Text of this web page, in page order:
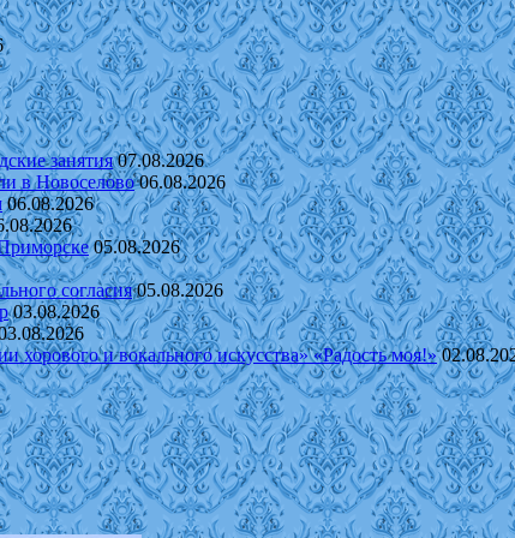
занятия 07.08.2026
в Новоселово 06.08.2026
06.08.2026
05.08.2026
согласия 05.08.2026
03.08.2026
хорового и вокального искусства» «Радость моя!»